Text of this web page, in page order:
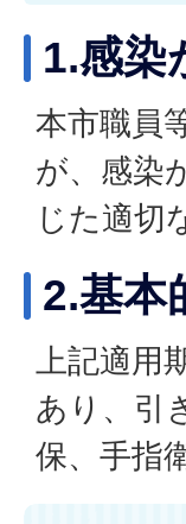
1.感染
本市職員
が、感染
じた適切
2.基本
上記適
あり、引
保、手指